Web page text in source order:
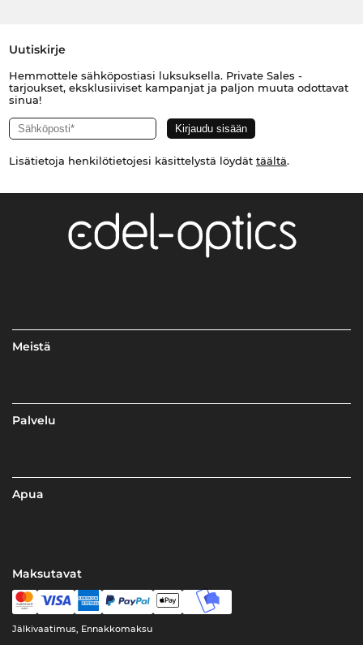
Uutiskirje
Hemmottele sähköpostiasi luksuksella. Private Sales -
tarjoukset, eksklusiiviset kampanjat ja paljon muuta odottavat
sinua!
Lisätietoja henkilötietojesi käsittelystä löydät täältä.
Meistä
Palvelu
Apua
Maksutavat
Jälkivaatimus, Ennakkomaksu